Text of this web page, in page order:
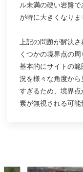
ル未満の硬い岩盤
が特に大きくなりま
上記の問題が解決
くつかの境界点の
基本的にサイトの
況を様々な角度か
すぎるため、境界
素が無視される可能